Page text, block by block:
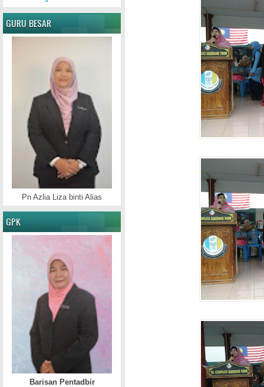
GURU BESAR
Pn Azlia Liza binti Alias
GPK
Barisan Pentadbir